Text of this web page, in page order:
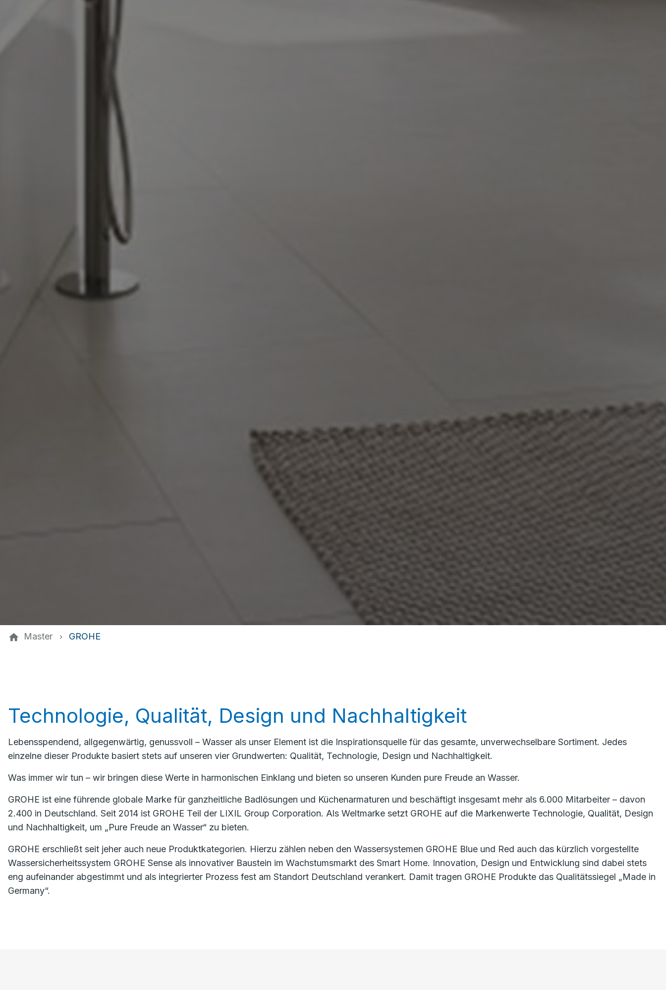
Master GROHE
Technologie, Qualität, Design und Nachhaltigkeit
Lebensspendend, allgegenwärtig, genussvoll – Wasser als unser Element ist die Inspirationsquelle für das gesamte, unverwechselbare Sortiment. Jedes
einzelne dieser Produkte basiert stets auf unseren vier Grundwerten: Qualität, Technologie, Design und Nachhaltigkeit.
Was immer wir tun – wir bringen diese Werte in harmonischen Einklang und bieten so unseren Kunden pure Freude an Wasser.
GROHE ist eine führende globale Marke für ganzheitliche Badlösungen und Küchenarmaturen und beschäftigt insgesamt mehr als 6.000 Mitarbeiter – davon
2.400 in Deutschland. Seit 2014 ist GROHE Teil der LIXIL Group Corporation. Als Weltmarke setzt GROHE auf die Markenwerte Technologie, Qualität, Design
und Nachhaltigkeit, um „Pure Freude an Wasser“ zu bieten.
GROHE erschließt seit jeher auch neue Produktkategorien. Hierzu zählen neben den Wassersystemen GROHE Blue und Red auch das kürzlich vorgestellte
Wassersicherheitssystem GROHE Sense als innovativer Baustein im Wachstumsmarkt des Smart Home. Innovation, Design und Entwicklung sind dabei stets
eng aufeinander abgestimmt und als integrierter Prozess fest am Standort Deutschland verankert. Damit tragen GROHE Produkte das Qualitätssiegel „Made in
Germany“.